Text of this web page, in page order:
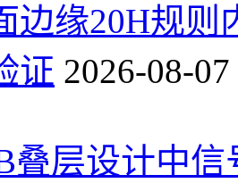
边缘20H规
证 2026-08-
叠层设计中